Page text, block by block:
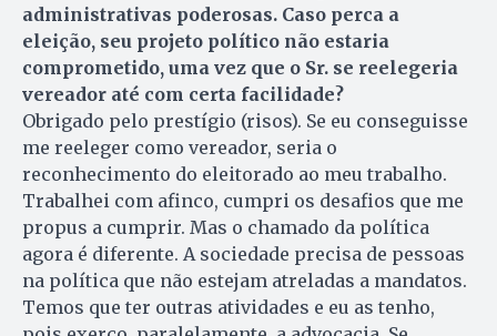
administrativas poderosas. Caso perca a
eleição, seu projeto político não estaria
comprometido, uma vez que o Sr. se reelegeria
vereador até com certa facilidade?
Obrigado pelo prestígio (risos). Se eu conseguisse
me reeleger como vereador, seria o
reconhecimento do eleitorado ao meu trabalho.
Trabalhei com afinco, cumpri os desafios que me
propus a cumprir. Mas o chamado da política
agora é diferente. A sociedade precisa de pessoas
na política que não estejam atreladas a mandatos.
Temos que ter outras atividades e eu as tenho,